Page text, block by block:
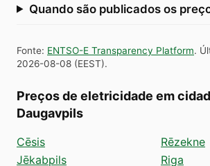
Quando são publicados os
Fonte: ENTSO-E Transparency Platform.
2026-08-08 (EEST).
Preços de eletricidade em
Daugavpils
Cēsis
Jēkabpils
Rēzekne
Riga